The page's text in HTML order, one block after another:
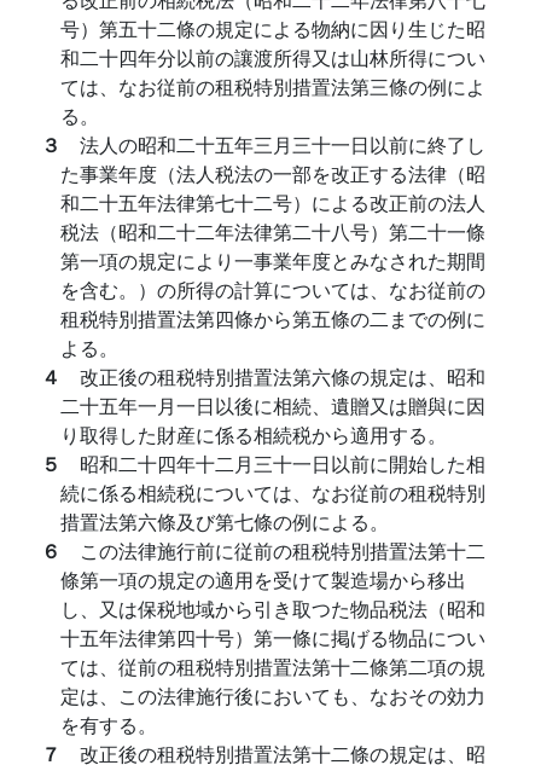
号）第五十二條の規定による物納に因り生じた昭
和二十四年分以前の讓渡所得又は山林所得につい
ては、なお従前の租税特別措置法第三條の例によ
る。
３ 法人の昭和二十五年三月三十一日以前に終了し
た事業年度（法人税法の一部を改正する法律（昭
和二十五年法律第七十二号）による改正前の法人
税法（昭和二十二年法律第二十八号）第二十一條
第一項の規定により一事業年度とみなされた期間
を含む。）の所得の計算については、なお従前の
租税特別措置法第四條から第五條の二までの例に
よる。
４ 改正後の租税特別措置法第六條の規定は、昭和
二十五年一月一日以後に相続、遺贈又は贈與に因
り取得した財産に係る相続税から適用する。
５ 昭和二十四年十二月三十一日以前に開始した相
続に係る相続税については、なお従前の租税特別
措置法第六條及び第七條の例による。
６ この法律施行前に従前の租税特別措置法第十二
條第一項の規定の適用を受けて製造場から移出
し、又は保税地域から引き取つた物品税法（昭和
十五年法律第四十号）第一條に掲げる物品につい
ては、従前の租税特別措置法第十二條第二項の規
定は、この法律施行後においても、なおその効力
を有する。
７ 改正後の租税特別措置法第十二條の規定は、昭